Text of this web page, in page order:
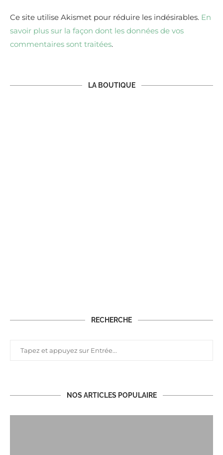
Ce site utilise Akismet pour réduire les indésirables. En
savoir plus sur la façon dont les données de vos
commentaires sont traitées.
LA BOUTIQUE
RECHERCHE
NOS ARTICLES POPULAIRE